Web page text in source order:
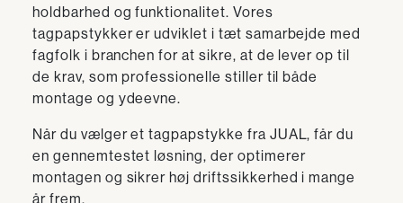
holdbarhed og funktionalitet. Vores
tagpapstykker er udviklet i tæt samarbejde med
fagfolk i branchen for at sikre, at de lever op til
de krav, som professionelle stiller til både
montage og ydeevne.
Når du vælger et tagpapstykke fra JUAL, får du
en gennemtestet løsning, der optimerer
montagen og sikrer høj driftssikkerhed i mange
år frem.